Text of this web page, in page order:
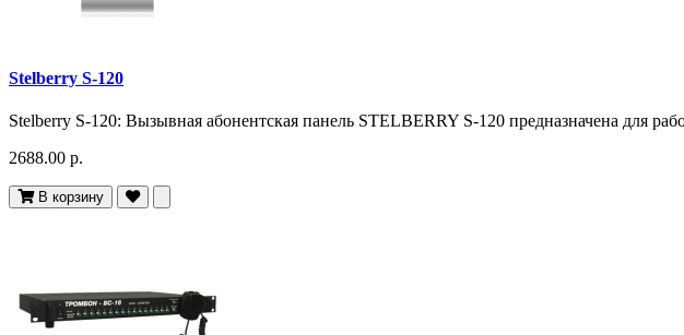
Stelberry S-120
Stelberry S-120: Вызывная абонентская панель STELBERRY S-120 предназначена для
2688.00 р.
В корзину